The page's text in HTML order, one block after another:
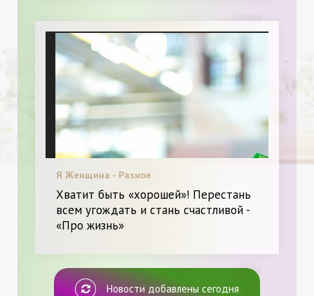
Я Женщина - Разное
Хватит быть «хорошей»! Перестань
всем угождать и стань счастливой -
«Про жизнь»
Новости добавлены сегодня